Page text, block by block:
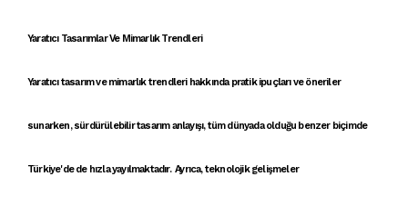
Yaratıcı Tasarımlar Ve Mimarlık Trendleri
Yaratıcı tasarımvemimarlık trendlerihakkındapratik ipuçlarıve öneriler
sunarken,sürdürülebilir tasarım anlayışı, tüm dünyada olduğu benzer biçimde
Türkiye'de de hızla yayılmaktadır. Ayrıca, teknolojik gelişmeler